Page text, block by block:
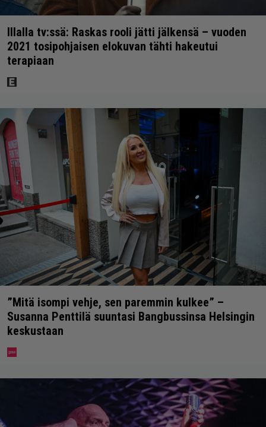
Illalla tv:ssä: Raskas rooli jätti jälkensä – vuoden
2021 tosipohjaisen elokuvan tähti hakeutui
terapiaan
”Mitä isompi vehje, sen paremmin kulkee” –
Susanna Penttilä suuntasi Bangbussinsa Helsingin
keskustaan